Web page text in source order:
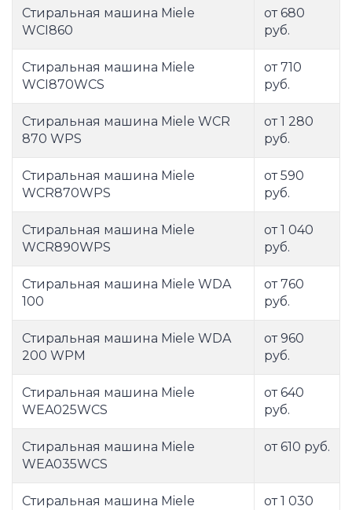
Стиральная машина Miele
WCI860
от 680
руб.
Стиральная машина Miele
WCI870WCS
от 710
руб.
Стиральная машина Miele WCR
870 WPS
от 1 280
руб.
Стиральная машина Miele
WCR870WPS
от 590
руб.
Стиральная машина Miele
WCR890WPS
от 1 040
руб.
Стиральная машина Miele WDA
100
от 760
руб.
Стиральная машина Miele WDA
200 WPM
от 960
руб.
Стиральная машина Miele
WEA025WCS
от 640
руб.
Стиральная машина Miele
WEA035WCS
от 610 руб.
Стиральная машина Miele
от 1 030